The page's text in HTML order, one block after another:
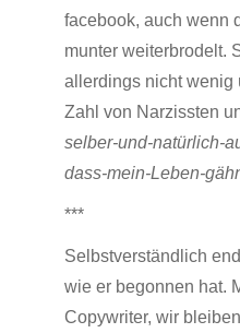
facebook, auch wenn
munter weiterbrodelt.
allerdings nicht wenig
Zahl von Narzissten
selber-und-natürlich-
dass-mein-Leben-
***
Selbstverständlich
wie er begonnen hat.
Copywriter, wir